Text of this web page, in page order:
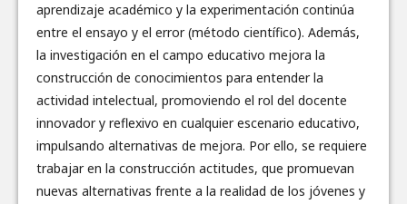
aprendizaje académico y la experimentación continúa
entre el ensayo y el error (método científico). Además,
la investigación en el campo educativo mejora la
construcción de conocimientos para entender la
actividad intelectual, promoviendo el rol del docente
innovador y reflexivo en cualquier escenario educativo,
impulsando alternativas de mejora. Por ello, se requiere
trabajar en la construcción actitudes, que promuevan
nuevas alternativas frente a la realidad de los jóvenes y